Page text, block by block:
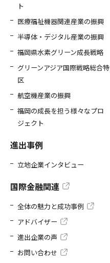
ト
医療福祉機器関連産業の振興
半導体・デジタル産業の振興
福岡県水素グリーン成長戦略
グリーンアジア国際戦略総合特
区
航空機産業の振興
福岡の成長を担う様々なプロ
ジェクト
進出事例
立地企業インタビュー
国際金融関連
全体の魅力と成功事例
アドバイザー
進出企業の声
お問い合わせ